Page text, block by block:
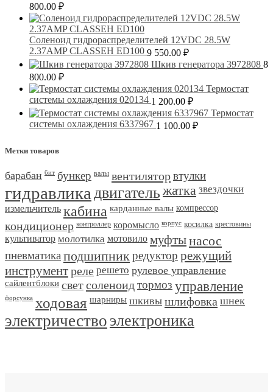
800.00 ₽
Соленоид гидрораспределителей 12VDC 28.5W
2.37AMP CLASSEH ED100 9 550.00 ₽
Шкив генератора 3972808 8
800.00 ₽
Термостат
системы охлаждения 020134 1 200.00 ₽
Термостат
системы охлаждения 6337967 1 100.00 ₽
Метки товаров
барабан бит бункер валы вентиляторвтулки
гидравлика двигатель жатка звездочки
измельчитель кабина карданные валы компрессор
кондиционер контроллер коромысло корпус косилка крестовины
культиватор молотилка мотовило муфтынасос
пневматика подшипник редуктор режущий
инструментреле решето рулевое управление
сайлентблоки светсоленоидтормоз управление
форсунка ходовая шарниры шкивы шлифовка шнек
электричество электроника